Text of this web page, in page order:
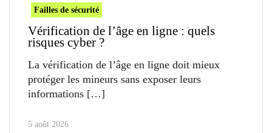
Failles de sécurité
Vérification de l’âge en ligne : quels
risques cyber ?
La vérification de l’âge en ligne doit mieux
protéger les mineurs sans exposer leurs
informations
5 août 2026